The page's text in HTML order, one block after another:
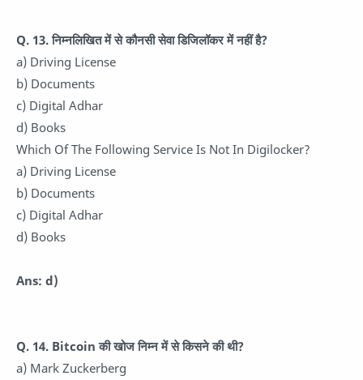
Q. 13.निम्नलिखित में से कौनसी सेवा डिजिलॉकर में नहीं है?
a) Driving License
b) Documents
c) Digital Adhar
d) Books
Which Of The Following Service Is Not In Digilocker?
a) Driving License
b) Documents
c) Digital Adhar
d) Books
Ans: d)
Q. 14. Bitcoin की खोज निम्न में से किसने की थी?
a) Mark Zuckerberg